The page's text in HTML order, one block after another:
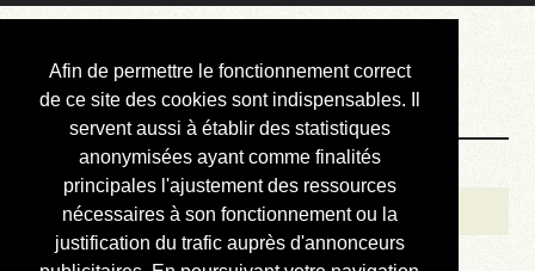
Afin de permettre le fonctionnement correct
de ce site des cookies sont indispensables. Il
servent aussi à établir des statistiques
anonymisées ayant comme finalités
principales l'ajustement des ressources
nécessaires à son fonctionnement ou la
justification du trafic auprès d'annonceurs
Courbis, « LE »
Blog Officiel
Bienvenue
Réalisations
Divers (et d’été)